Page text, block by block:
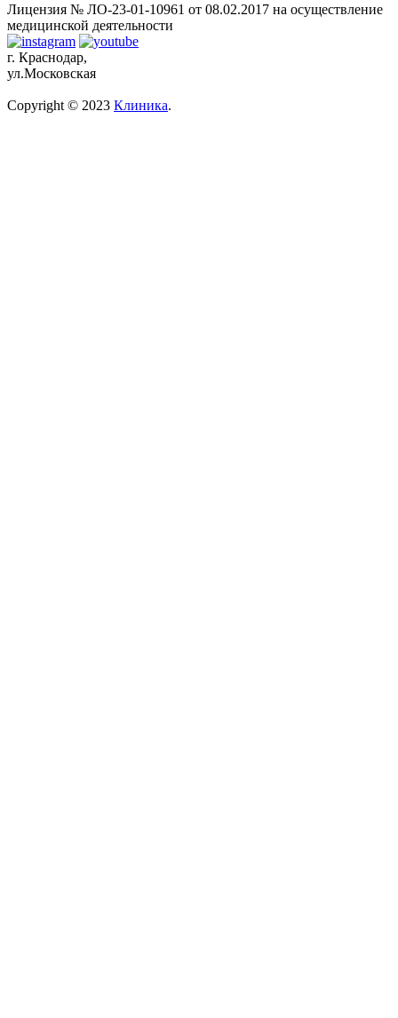
Лицензия № ЛО-23-01-10961 от 08.02.2017 на осуществление
медицинской деятельности
г. Краснодар,
ул.Московская
Copyright © 2023 Клиника.